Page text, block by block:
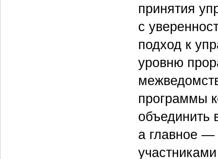
принятия
с
подход к
уровню
программы
объединить
а главное —